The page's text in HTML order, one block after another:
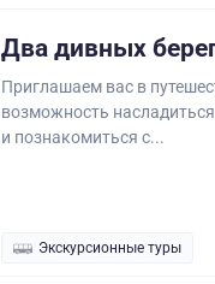
Два дивных
Приглашаем вас в
возможность
и познакомиться с...
Экскурсионные туры